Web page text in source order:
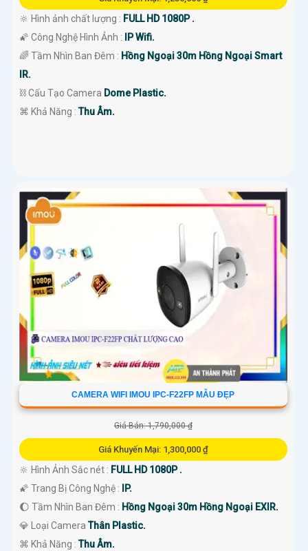
🔆 Hình ảnh chất lượng : FULL HD 1080P .
🌠 Công Nghệ Hình Ảnh : IP Wifi.
🌈 Tầm Nhìn Ban Đêm : Hồng Ngoại 30m Hồng Ngoại Smart
IR.
⛓ Cấu Tạo Camera Dome Plastic.
️⌘ Khả Năng :Thu Âm.
CAMERA WIFI IMOU IPC-F22FP MẪU ĐẸP
Giá Bán: 1,790,000 ₫
Giá Khuyến Mại: 1,300,000 ₫
🔆 Hình Ảnh Sắc nét : FULL HD 1080P .
🌠 Trang Bị Công Nghệ :
IP.
🌔 Tầm Nhìn Ban Đêm : Hồng Ngoại 30m Hồng Ngoại EXIR.
💎 Loại CameraThân Plastic.
️⌘ Khả Năng :Thu Âm.